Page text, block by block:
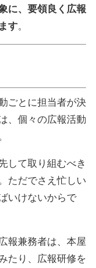
に、要領良く広報
す。
ごとに担当者が決
、個々の広報活動
して取り組むべき
ただでさえ忙しい
いけないからで
報兼務者は、本屋
たり、広報研修を